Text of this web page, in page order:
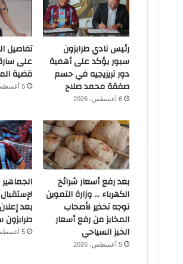
رئيس نادي طرابزون
سبور يؤكد على أهمية
دور تريزيجيه في حسم
صفقة محمد صلاح
6 أغسطس، 2026
تفاصيل
على
قضية
5 أغسطس، 2026
بعد رفع أسعار شرائح
الكهرباء … وزارة التموين
توجه تحذير لأصحاب
المخابز من رفع أسعار
الخبز السياحي
5 أغسطس، 2026
بعد
طرابزون
5 أغسطس، 2026